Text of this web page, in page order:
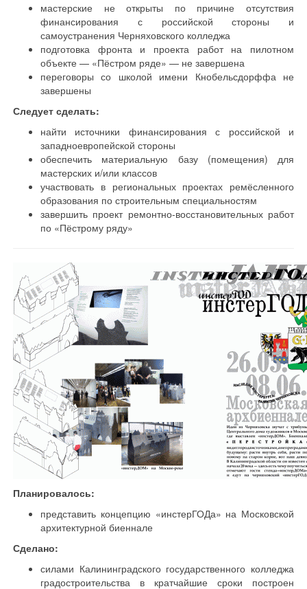
мастерские не открыты по причине отсутствия
финансирования с российской стороны и
самоустранения Черняховского колледжа
подготовка фронта и проекта работ на пилотном
объекте — «Пёстром ряде» — не завершена
переговоры со школой имени Кнобельсдорффа не
завершены
Следует сделать:
найти источники финансирования с российской и
западноевропейской стороны
обеспечить материальную базу (помещения) для
мастерских и/или классов
участвовать в региональных проектах ремёсленного
образования по строительным специальностям
завершить проект ремонтно-восстановительных работ
по «Пёстрому ряду»
Планировалось:
представить концепцию «инстерГОДа» на Московской
архитектурной биеннале
Сделано:
силами Калининградского государственного колледжа
градостроительства в кратчайшие сроки построен